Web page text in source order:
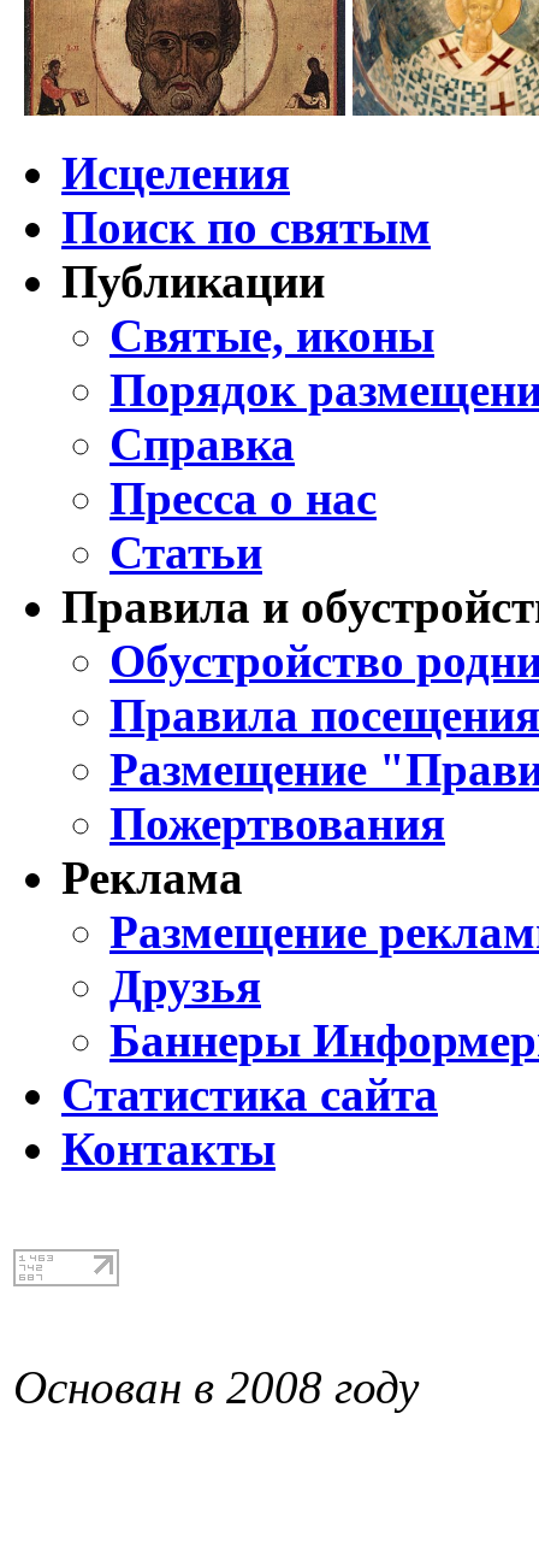
Исцеления
Поиск по святым
Публикации
Святые, иконы
Порядок
Справка
Пресса о нас
Статьи
Правила и
Обустройство
Правила
Размещение
Пожертвования
Реклама
Размещение
Друзья
Баннеры
Статистика сайта
Контакты
Основан в 2008 году